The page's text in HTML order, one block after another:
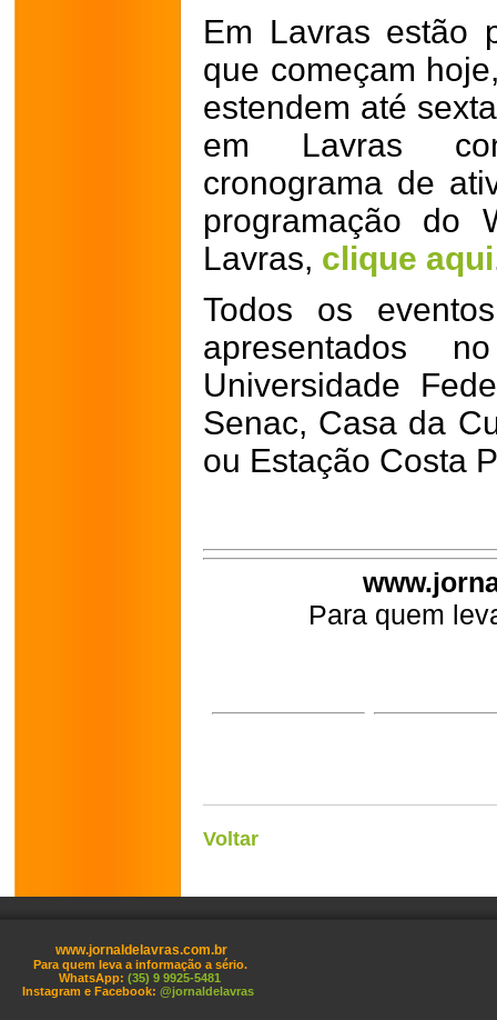
Em Lavras estão
que começam
estendem até
em Lavras
cronograma de
programação do
Lavras, clique aqui
Todos os
apresentados
Universidade
Senac, Casa da
ou Estação Costa
Para quem
Voltar
www.jornaldelavras.com.br
Para quem leva a informação a sério.
WhatsApp: (35) 9 9925-5481
Instagram e Facebook: @jornaldelavras